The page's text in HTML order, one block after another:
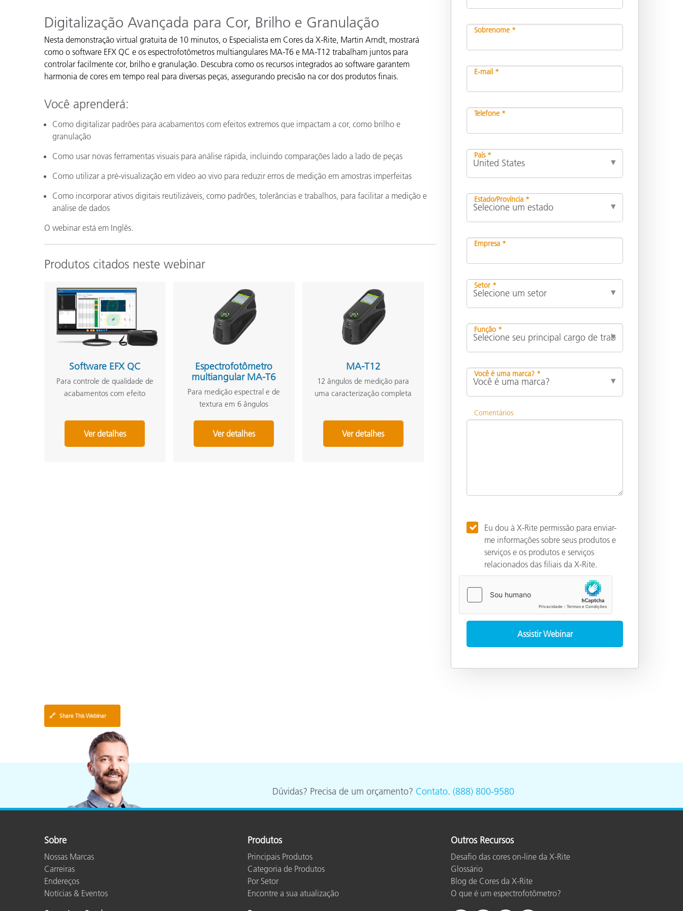
Materiais de Construção
Bens Duráveis
Digitalização Avançada para Cor, Brilho e Granulação
Nesta demonstração virtual gratuita de 10 minutos, o Especialista em Cores da X-Rite, Martin Arndt, mostrará
como o software EFX QC e os espectrofotômetros multiangulares MA-T6 e MA-T12 trabalham juntos para
controlar facilmente cor, brilho e granulação. Descubra como os recursos integrados ao software garantem
harmonia de cores em tempo real para diversas peças, assegurando precisão na cor dos produtos finais.
Você aprenderá:
Como digitalizar padrões para acabamentos com efeitos extremos que impactam a cor, como brilho e
granulação
Como usar novas ferramentas visuais para análise rápida, incluindo comparações lado a lado de peças
Como utilizar a pré-visualização em vídeo ao vivo para reduzir erros de medição em amostras imperfeitas
Como incorporar ativos digitais reutilizáveis, como padrões, tolerâncias e trabalhos, para facilitar a medição e
análise de dados
O webinar está em Inglês.
Produtos citados neste webinar
Software EFX QC
Para controle de qualidade de
acabamentos com efeito
Ver detalhes
Espectrofotômetro
multiangular MA-T6
Para medição espectral e de
textura em 6 ângulos
Ver detalhes
MA-T12
12 ângulos de medição para
uma caracterização completa
Ver detalhes
Sobrenome *
E-mail *
Telefone *
País *
Estado/Província *
Empresa *
Setor *
Função *
Você é uma marca? *
Comentários
Eu dou à X-Rite permissão para enviar-
me informações sobre seus produtos e
serviços e os produtos e serviços
relacionados das filiais da X-Rite.
🔗 Share This Webinar
Dúvidas? Precisa de um orçamento? Contato. (888) 800-9580
Sobre
Nossas Marcas
Carreiras
Endereços
Notícias & Eventos
Produtos
Principais Produtos
Categoria de Produtos
Por Setor
Encontre a sua atualização
Outros Recursos
Desafio das cores on-line da X-Rite
Glossário
Blog de Cores da X-Rite
O que é um espectrofotômetro?